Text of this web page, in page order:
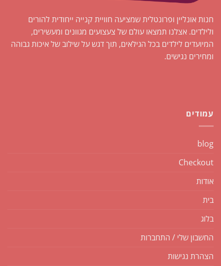
חנות אונליין ופרונטלית שמציעה חוויית קנייה ייחודית להורים
ולילדים. אצלנו תמצאו עולם של צעצועים מגוונים ומעשירים,
המיועדים לילדים בכל הגילאים, תוך דגש על שילוב של איכות גבוהה
ומחירים נגישים.
עמודים
blog
Checkout
אודות
בית
בלוג
החשבון שלי / התחברות
הצהרת נגישות